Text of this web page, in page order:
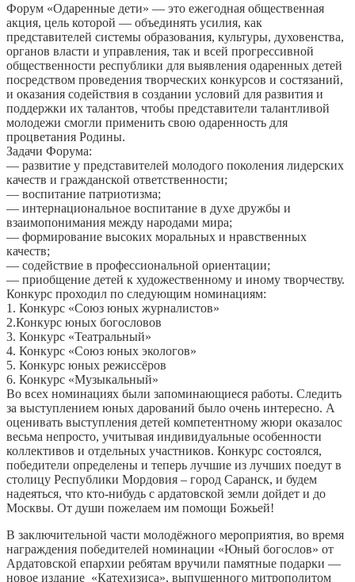
Форум «Одаренные дети» — это ежегодная общественная
акция, цель которой — объединять усилия, как
представителей системы образования, культуры, духовенства,
органов власти и управления, так и всей прогрессивной
общественности республики для выявления одаренных детей
посредством проведения творческих конкурсов и состязаний,
и оказания содействия в создании условий для развития и
поддержки их талантов, чтобы представители талантливой
молодежи смогли применить свою одаренность для
процветания Родины.
Задачи Форума:
— развитие у представителей молодого поколения лидерских
качеств и гражданской ответственности;
— воспитание патриотизма;
— интернациональное воспитание в духе дружбы и
взаимопонимания между народами мира;
— формирование высоких моральных и нравственных
качеств;
— содействие в профессиональной ориентации;
— приобщение детей к художественному и иному творчеству.
Конкурс проходил по следующим номинациям:
1. Конкурс «Союз юных журналистов»
2.Конкурс юных богословов
3. Конкурс «Театральный»
4. Конкурс «Союз юных экологов»
5. Конкурс юных режиссёров
6. Конкурс «Музыкальный»
Во всех номинациях были запоминающиеся работы. Следить
за выступлением юных дарований было очень интересно. А
оценивать выступления детей компетентному жюри оказалос
весьма непросто, учитывая индивидуальные особенности
коллективов и отдельных участников. Конкурс состоялся,
победители определены и теперь лучшие из лучших поедут в
столицу Республики Мордовия – город Саранск, и будем
надеяться, что кто-нибудь с ардатовской земли дойдет и до
Москвы. От души пожелаем им помощи Божьей!
В заключительной части молодёжного мероприятия, во время
награждения победителей номинации «Юный богослов» от
Ардатовской епархии ребятам вручили памятные подарки —
новое издание «Катехизиса», выпущенного митрополитом